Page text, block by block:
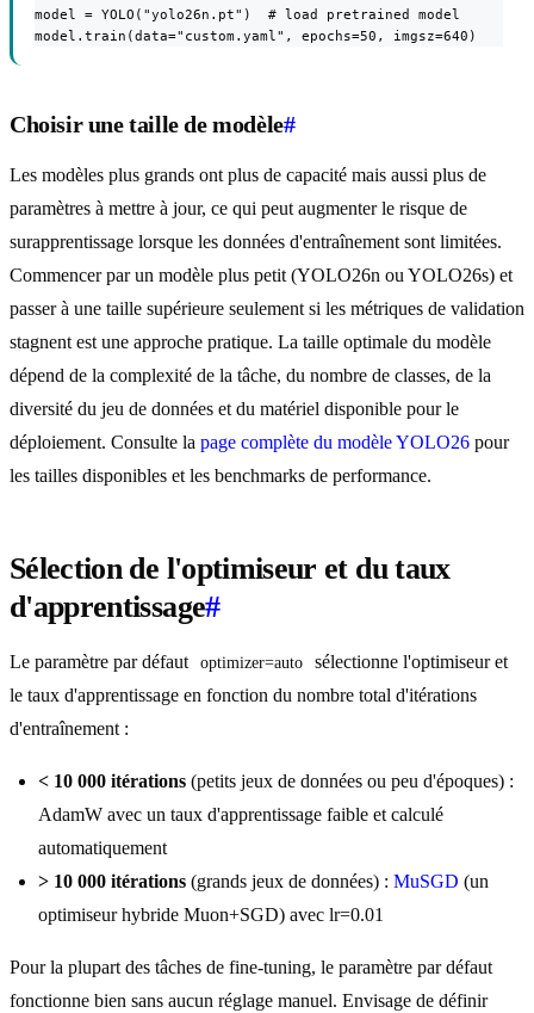
model = YOLO("yolo26n.pt")  # load pretrained model
model.train(data="custom.yaml", epochs=50, imgsz=640)
Choisir une taille de modèle#
Les modèles plus grands ont plus de capacité mais aussi plus de
paramètres à mettre à jour, ce qui peut augmenter le risque de
surapprentissage lorsque les données d'entraînement sont limitées.
Commencer par un modèle plus petit (YOLO26n ou YOLO26s) et
passer à une taille supérieure seulement si les métriques de validation
stagnent est une approche pratique. La taille optimale du modèle
dépend de la complexité de la tâche, du nombre de classes, de la
diversité du jeu de données et du matériel disponible pour le
déploiement. Consulte la page complète du modèle YOLO26 pour
les tailles disponibles et les benchmarks de performance.
Sélection de l'optimiseur et du taux
d'apprentissage#
Le paramètre par défaut optimizer=auto
sélectionne l'optimiseur et
le taux d'apprentissage en fonction du nombre total d'itérations
d'entraînement :
< 10 000 itérations (petits jeux de données ou peu d'époques) :
AdamW avec un taux d'apprentissage faible et calculé
automatiquement
> 10 000 itérations (grands jeux de données) : MuSGD (un
optimiseur hybride Muon+SGD) avec lr=0.01
Pour la plupart des tâches de fine-tuning, le paramètre par défaut
fonctionne bien sans aucun réglage manuel. Envisage de définir